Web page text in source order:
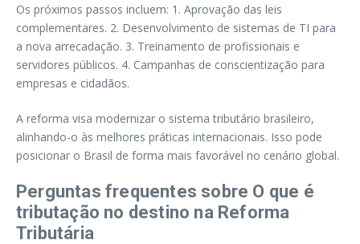
Os próximos passos incluem: 1. Aprovação das leis
complementares. 2. Desenvolvimento de sistemas de TI para
a nova arrecadação. 3. Treinamento de profissionais e
servidores públicos. 4. Campanhas de conscientização para
empresas e cidadãos.
A reforma visa modernizar o sistema tributário brasileiro,
alinhando-o às melhores práticas internacionais. Isso pode
posicionar o Brasil de forma mais favorável no cenário global.
Perguntas frequentes sobre O que é
tributação no destino na Reforma
Tributária